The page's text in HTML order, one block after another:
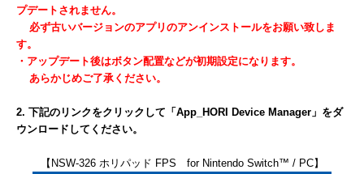
プデートされません。
必ず古いバージョンのアプリのアンインストールをお願い致しま
す。
・アップデート後はボタン配置などが初期設定になります。
あらかじめご了承ください。
2. 下記のリンクをクリックして「App_HORI Device Manager」をダ
ウンロードしてください。
【NSW-326 ホリパッド FPS for Nintendo Switch™ / PC】